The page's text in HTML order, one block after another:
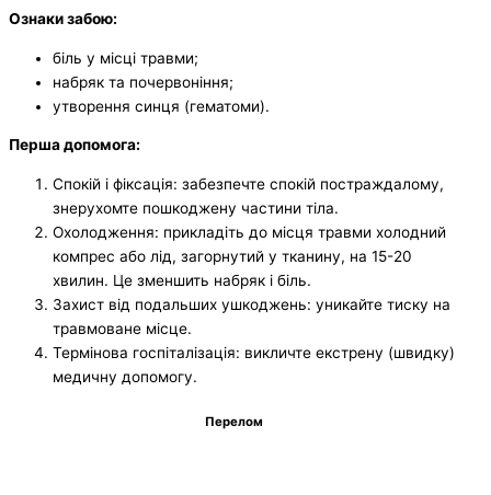
Ознаки забою:
біль у місці травми;
набряк та почервоніння;
утворення синця (гематоми).
Перша допомога:
Спокій і фіксація: забезпечте спокій постраждалому,
знерухомте пошкоджену частини тіла.
Охолодження: прикладіть до місця травми холодний
компрес або лід, загорнутий у тканину, на 15-20
хвилин. Це зменшить набряк і біль.
Захист від подальших ушкоджень: уникайте тиску на
травмоване місце.
Термінова госпіталізація: викличте екстрену (швидку)
медичну допомогу.
Перелом